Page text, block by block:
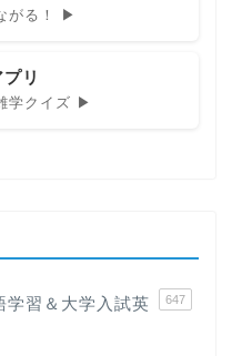
がる！ ▶
リ
学クイズ ▶
学習＆大学入試英
647